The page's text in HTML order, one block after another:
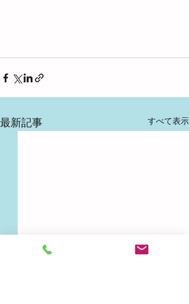
最新記事 すべて表示